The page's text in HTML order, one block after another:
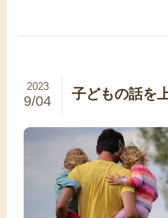
子どもの話を
2023
9/04